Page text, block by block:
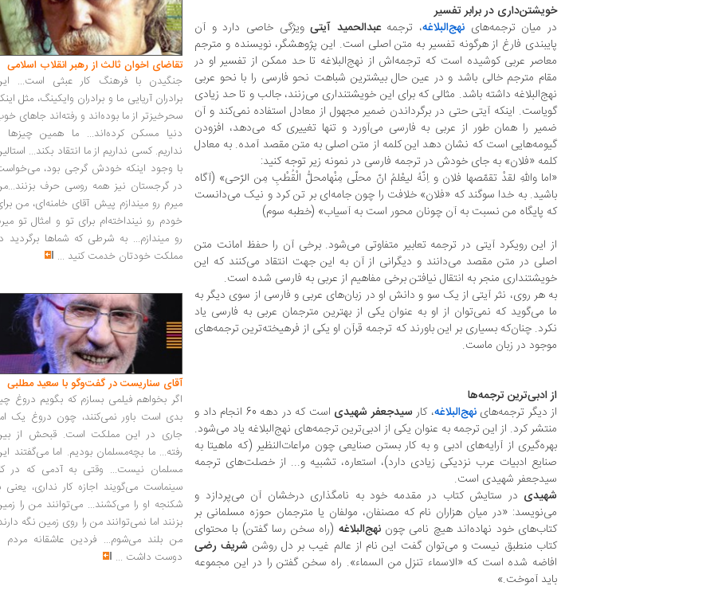
خویشتن‌داری در برابر تفسیر
در میان ترجمه‌های نهج‌البلاغه، ترجمهعبدالحمید آیتیویژگی خاصی دارد و آن
پایبندی فارغ از هرگونه تفسیر به متن اصلی است. این پژوهشگر، نویسنده و مترجم
معاصر عربی کوشیده است که ترجمه‌اش از نهج‌البلاغه تا حد ممکن از تفسیر او در
مقام مترجم خالی باشد و در عین حال بیشترین شباهت نحو فارسی را با نحو عربی
نهج‌البلاغه داشته باشد. مثالی که برای این خویشتنداری می‌زنند، جالب و تا حد زیادی
گویاست. اینکه آیتی حتی در برگرداندن ضمیر مجهول از معادل استفاده نمی‌کند و آن
ضمیر را همان طور از عربی به فارسی می‌آورد و تنها تغییری که می‌دهد، افزودن
گیومه‌هایی است که نشان دهد این کلمه از متن اصلی به متن مقصد آمده. به معادل
کلمه «فلان» به جای خودش در ترجمه فارسی در نمونه زیر توجه کنید:
«اما واللّهِ لقدْ تقمّصها فلان و اِنّهُ لیعْلمُ انّ محلّی مِنْهامحلُّ الْقُطْبِ مِن الرّحی» (آگاه
باشید. به خدا سوگند که «فلان» خلافت را چون جامه‌ای بر تن کرد و نیک می‌دانست
که پایگاه من نسبت به آن چونان محور است به آسیاب» (خطبه سوم)
از این رویکرد آیتی در ترجمه تعابیر متفاوتی می‌شود. برخی آن را حفظ امانت متن
اصلی در متن مقصد می‌دانند و دیگرانی از آن به این جهت انتقاد می‌کنند که این
خویشتنداری منجر به انتقال نیافتن برخی مفاهیم از عربی به فارسی شده است.
به هر روی، نثر آیتی از یک سو و دانش او در زبان‌های عربی و فارسی از سوی دیگر به
ما می‌گوید که نمی‌توان از او به عنوان یکی از بهترین مترجمان عربی به فارسی یاد
نکرد. چنان‌که بسیاری بر این باورند که ترجمه قرآن او یکی از فرهیخته‌ترین ترجمه‌های
موجود در زبان ماست.
از ادبی‌ترین ترجمه‌ها
از دیگر ترجمه‌هاینهج‌البلاغه، کار سیدجعفر شهیدی
است که در دهه 60 انجام داد و
منتشر کرد. از این ترجمه به عنوان یکی از ادبی‌ترین ترجمه‌های نهج‌البلاغه یاد می‌شود.
بهره‌گیری از آرایه‌های ادبی و به کار بستن صنایعی چون مراعات‌النظیر (که ماهیتا به
صنایع ادبیات عرب نزدیکی زیادی دارد)، استعاره، تشبیه و... از خصلت‌های ترجمه
سیدجعفر شهیدی است.
شهیدی در ستایش کتاب در مقدمه خود به نامگذاری درخشان آن می‌پردازد و
می‌نویسد: «در میان هزاران نام که مصنفان، مولفان یا مترجمان حوزه مسلمانی بر
کتاب‌های خود نهاده‌اند هیچ نامی چوننهج‌البلاغه (راه سخن رسا گفتن) با محتوای
کتاب منطبق نیست و می‌توان گفت این نام از عالم غیب بر دل روشن شریف رضی
افاضه شده است که «الاسماء تنزل من السماء». راه سخن گفتن را در این مجموعه
باید آموخت.»
تقاضای اخوان ثالث از رهبر انقلاب اسلامی
جنگیدن با فرهنگ کار عبثی است...
برادران آریایی ما و برادران وایکینگ، مثل
سحرخیزتر از ما بوده‌اند و رفته‌اند جاهای
دنیا مسکن کرده‌اند... ما همین چیزها
نداریم. کسی نداریم از ما انتقاد بکند...
با وجود اینکه خودش گرجی بود،
در گرجستان نیز همه روسی حرف
میرم رو میندازم پیش آقای خامنه‌ای، من
خودم رو نینداخته‌ام برای تو و امثال تو
رو میندازم... به شرطی که شماها برگردید
مملکت خودتان خدمت کنید ...
آقای سناریست در گفت‌وگو با سعید مطلبی
اگر بخواهم فیلمی بسازم که بگویم دروغ
بدی است باور نمی‌کنند، چون دروغ یک
جاری در این مملکت است. قبحش از
رفته... ما بچه‌مسلمان بودیم. اما می‌گفتند
مسلمان نیست... وقتی به آدمی که در
سینماست می‌گویند اجازه کار نداری، یعنی
شکنجه او را می‌کشند... می‌توانند من را
بزنند اما نمی‌توانند من را روی زمین نگه
من بلند می‌شوم... فردین عاشقانه مردم
دوست داشت ...